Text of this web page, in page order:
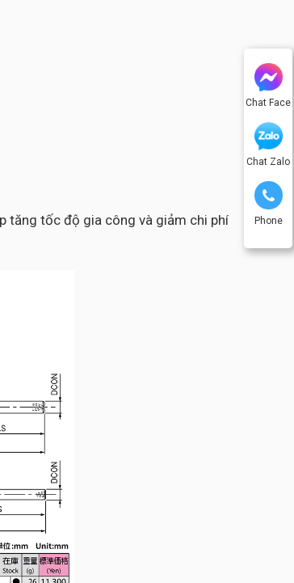
Chat Face
Chat Zalo
Phone
tăng tốc độ gia công và giảm chi phí